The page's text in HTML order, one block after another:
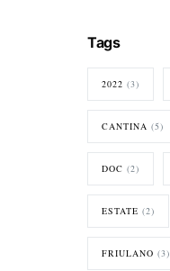
Tags
2022 (3)
CANTINA (5)
DOC (2)
ESTATE (2)
FRIULANO (3)